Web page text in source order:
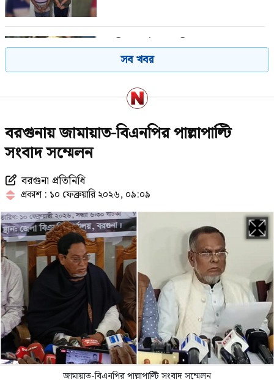
গাজীপুরে পৌর আ.লীগের সাবেক
সভাপতি গ্রেপ্তার
সাকিবের পর এবার নওফেলের বাড়িতে
আগুন
নাম
থাইল্যান্ডে স্কুলে ঢুকে গোলাগুলি, নিহত
৭
চলতি মাসে ফের টানা ৪ দিনের ছুটির
সুযোগ
সব খবর
বরগুনায় জামায়াত-বিএনপির পাল্লাপাল্টি
সংবাদ সম্মেলন
বরগুনা প্রতিনিধি
প্রকাশ : ১০ ফেব্রুয়ারি ২০২৬, ০৯:০৯
জামায়াত-বিএনপির পাল্লাপাল্টি সংবাদ সম্মেলন